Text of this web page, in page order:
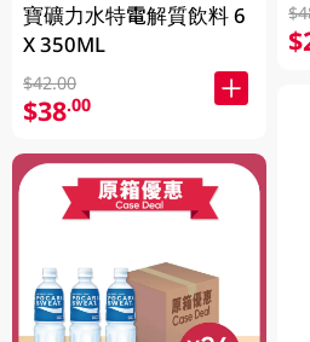
寶礦力水特電解質飲料 6
X 350ML
$42.00
$38.00